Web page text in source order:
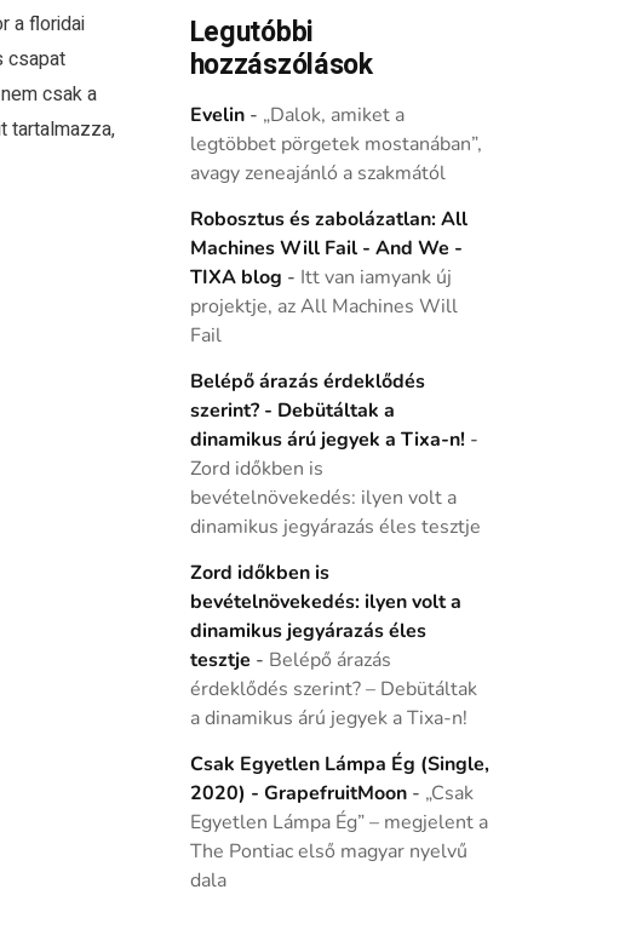
a floridai
csapat
csak a
tartalmazza,
Legutóbbi
hozzászólások
Evelin- „Dalok, amiket a
legtöbbet pörgetek mostanában”,
avagy zeneajánló a szakmától
Robosztus és zabolázatlan: All
Machines Will Fail - And We -
TIXA blog - Itt van iamyank új
projektje, az All Machines Will
Fail
Belépő árazás érdeklődés
szerint? - Debütáltak a
dinamikus árú jegyek a Tixa-n! -
Zord időkben is
bevételnövekedés: ilyen volt a
dinamikus jegyárazás éles tesztje
Zord időkben is
bevételnövekedés: ilyen volt a
dinamikus jegyárazás éles
tesztje - Belépő árazás
érdeklődés szerint? – Debütáltak
a dinamikus árú jegyek a Tixa-n!
Csak Egyetlen Lámpa Ég (Single,
2020) - GrapefruitMoon- „Csak
Egyetlen Lámpa Ég” – megjelent a
The Pontiac első magyar nyelvű
dala